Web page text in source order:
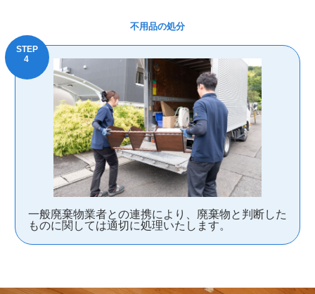
不用品の処分
一般廃棄物業者との連携により、廃棄物と判断した
ものに関しては適切に処理いたします。